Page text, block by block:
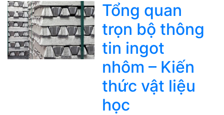
Tổng quan
trọn bộ thông
tin ingot
nhôm – Kiến
thức vật liệu
học